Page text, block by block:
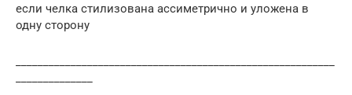
если челка стилизована ассиметрично и уложена в
одну сторону